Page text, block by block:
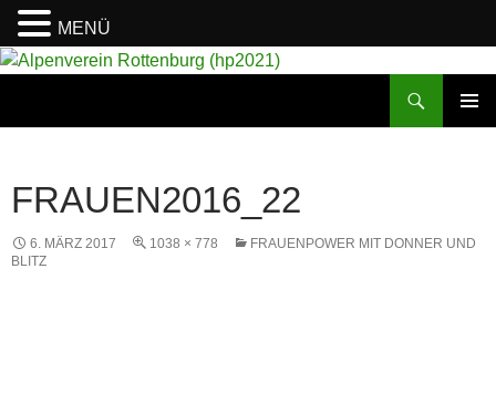
FRAUEN2016_22
6. MÄRZ 2017 1038 × 778
FRAUENPOWER MIT DONNER UND
BLITZ
MENÜ